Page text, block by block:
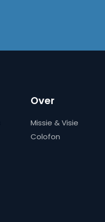
Over
Missie & Visie
Colofon